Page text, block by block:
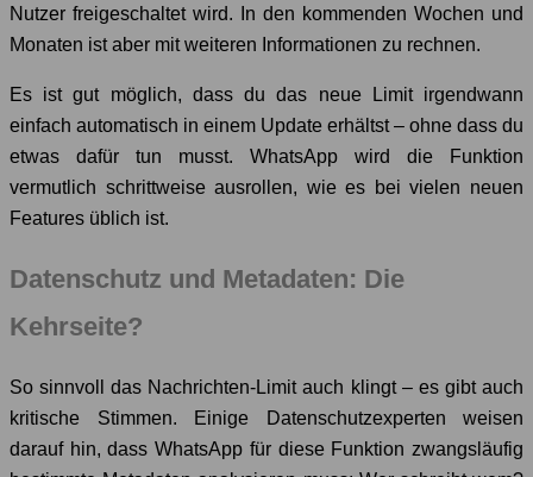
Nutzer freigeschaltet wird. In den kommenden Wochen und
Monaten ist aber mit weiteren Informationen zu rechnen.
Es ist gut möglich, dass du das neue Limit irgendwann
einfach automatisch in einem Update erhältst – ohne dass du
etwas dafür tun musst. WhatsApp wird die Funktion
vermutlich schrittweise ausrollen, wie es bei vielen neuen
Features üblich ist.
Datenschutz und Metadaten: Die
Kehrseite?
So sinnvoll das Nachrichten-Limit auch klingt – es gibt auch
kritische Stimmen. Einige Datenschutzexperten weisen
darauf hin, dass WhatsApp für diese Funktion zwangsläufig